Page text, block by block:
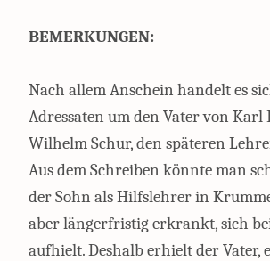
BEMERKUNGEN:
Nach allem Anschein handelt es
Adressaten um den Vater von
Wilhelm Schur, den späteren
Aus dem Schreiben könnte man
der Sohn als Hilfslehrer in
aber längerfristig erkrankt, sich
aufhielt. Deshalb erhielt der Vater,